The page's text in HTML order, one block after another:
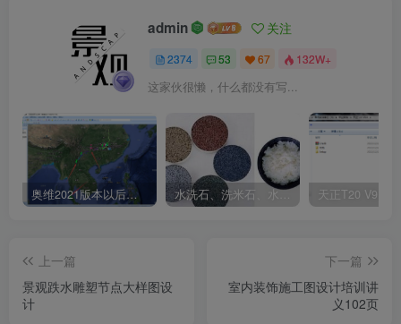
admin 关注
2374 53 67 132W+
这家伙很懒，什么都没有写...
奥维2021版本以后不能用谷歌地图？最新解决办法苹果安卓电脑 水洗石、洗米石、水刷石、水磨石、胶粘石傻傻分不清楚
上一篇
景观跌水雕塑节点大样图设
计
下一篇
室内装饰施工图设计培训讲
义102页